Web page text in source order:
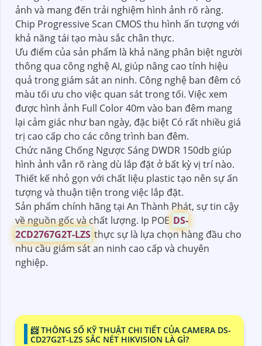
ảnh và mang đến trải nghiệm hình ảnh rõ ràng.
Chip Progressive Scan CMOS thu hình ấn tượng với
khả năng tái tạo màu sắc chân thực.
Ưu điểm của sản phẩm là khả năng phân biệt người
thông qua công nghệ AI, giúp nâng cao tính hiệu
quả trong giám sát an ninh. Công nghệ ban đêm có
màu tối ưu cho việc quan sát trong tối. Việc xem
được hình ảnh Full Color 40m vào ban đêm mang
lại cảm giác như ban ngày, đặc biệt Có rất nhiều giá
trị cao cấp cho các công trình ban đêm.
Chức năng Chống Ngược Sáng DWDR 150db giúp
hình ảnh vẫn rõ ràng dù lắp đặt ở bất kỳ vị trí nào.
Thiết kế nhỏ gọn với chất liệu plastic tạo nên sự ấn
tượng và thuận tiện trong việc lắp đặt.
Sản phẩm chính hãng tại An Thành Phát, sự tin cậy
về nguồn gốc và chất lượng. Ip POE DS-
2CD2767G2T-LZS thực sự là lựa chọn hàng đầu cho
nhu cầu giám sát an ninh cao cấp và chuyên
nghiệp.
📨 THÔNG SỐ KỸ THUẬT CHI TIẾT CỦA CAMERA DS-
CD27G2T-LZS SẮC NÉT HIKVISION LÀ GÌ?